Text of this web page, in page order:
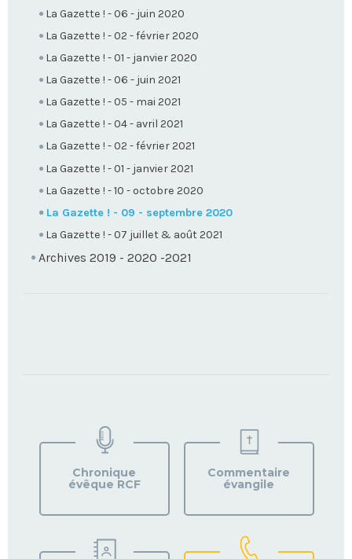
La Gazette ! - 06 - juin 2020
La Gazette ! - 02 - février 2020
La Gazette ! - 01 - janvier 2020
La Gazette ! - 06 - juin 2021
La Gazette ! - 05 - mai 2021
La Gazette ! - 04 - avril 2021
La Gazette ! - 02 - février 2021
La Gazette ! - 01 - janvier 2021
La Gazette ! - 10 - octobre 2020
La Gazette ! - 09 - septembre 2020
La Gazette ! - 07 juillet & août 2021
Archives 2019 - 2020 -2021
PAROISSE
Chronique
évêque RCF
Commentaire
évangile